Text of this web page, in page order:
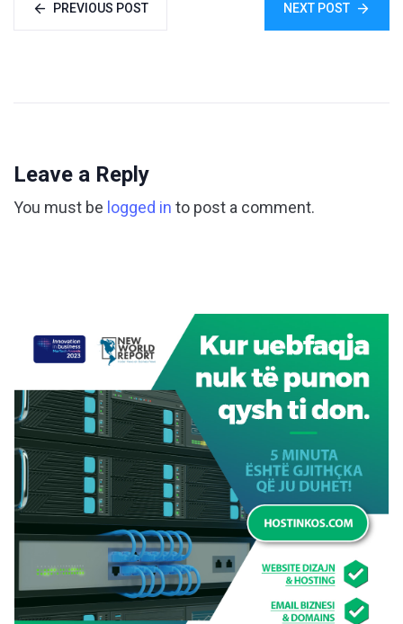
PREVIOUS POST NEXT POST
Leave a Reply
You must be logged in to post a comment.